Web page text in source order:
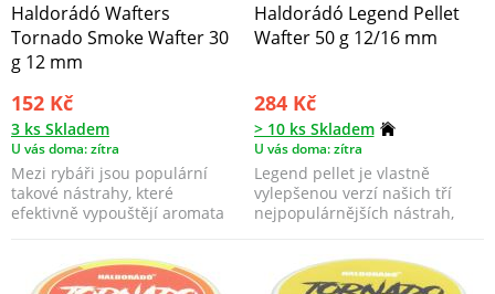
Haldorádó Wafters
Tornado Smoke Wafter 30
g 12 mm
152 Kč
3 ks Skladem
U vás doma: zítra
Mezi rybáři jsou populární
takové nástrahy, které
efektivně vypouštějí aromata
Haldorádó Legend Pellet
Wafter 50 g 12/16 mm
284 Kč
> 10 ks Skladem
U vás doma: zítra
Legend pellet je vlastně
vylepšenou verzí našich tří
nejpopulárnějších nástrah,